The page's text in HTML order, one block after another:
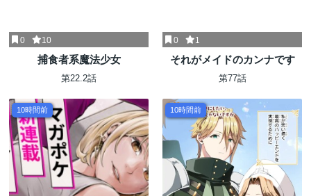
0 10
捕食者系魔法少女
第22.2話
0 1
それがメイドのカンナです
第77話
10時間前 10時間前